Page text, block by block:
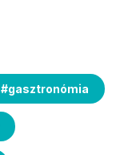
#gasztronómia